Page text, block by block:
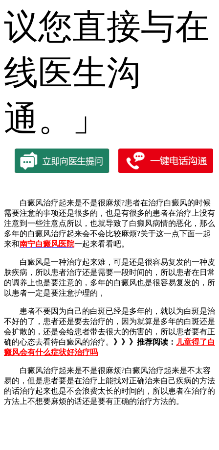
议您直接与在
线医生沟
通。」
白癜风治疗起来是不是很麻烦?患者在治疗白癜风的时候
需要注意的事项还是很多的，也是有很多的患者在治疗上没有
注意到一些注意点所以，也就导致了白癜风病情的恶化，那么
多年的白癜风治疗起来会不会比较麻烦?关于这一点下面一起
来和南宁白癜风医院一起来看看吧。
白癜风是一种治疗起来难，可是还是很容易复发的一种皮
肤疾病，所以患者治疗还是需要一段时间的，所以患者在日常
的调养上也是要注意的，多年的白癜风也是很容易复发的，所
以患者一定是要注意护理的，
患者不要因为自己的白斑已经是多年的，就以为白斑是治
不好的了，患者还是要去治疗的，因为就算是多年的白斑还是
会扩散的，还是会给患者带去很大的伤害的，所以患者要有正
确的心态去看待白癜风的治疗。 》》》推荐阅读： 儿童得了白
癜风会有什么症状好治疗吗
白癜风治疗起来是不是很麻烦?白癜风治疗起来是不太容
易的，但是患者要是在治疗上能找对正确治来自己疾病的方法
的话治疗起来也是不会浪费太长的时间的，所以患者在治疗的
方法上不想要麻烦的话还是要有正确的治疗方法的。